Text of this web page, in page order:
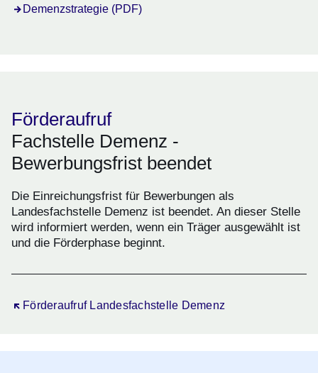
Demenzstrategie (PDF)
Förderaufruf
Fachstelle Demenz -
Bewerbungsfrist beendet
Die Einreichungsfrist für Bewerbungen als
Landesfachstelle Demenz ist beendet. An dieser Stelle
wird informiert werden, wenn ein Träger ausgewählt ist
und die Förderphase beginnt.
Förderaufruf Landesfachstelle Demenz
Öffnet sich in einem neuen Fenster